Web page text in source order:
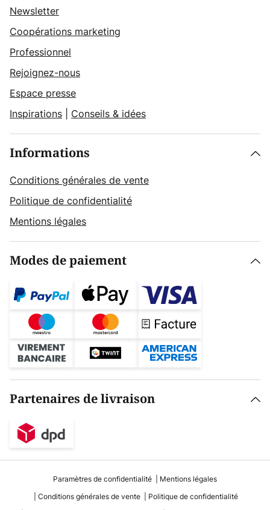
Newsletter
Coopérations marketing
Professionnel
Rejoignez-nous
Espace presse
Inspirations
Conseils & idées
Informations
Conditions générales de vente
Politique de confidentialité
Mentions légales
Modes de paiement
Partenaires de livraison
Paramètres de confidentialité
Mentions légales
Conditions générales de vente
Politique de confidentialité